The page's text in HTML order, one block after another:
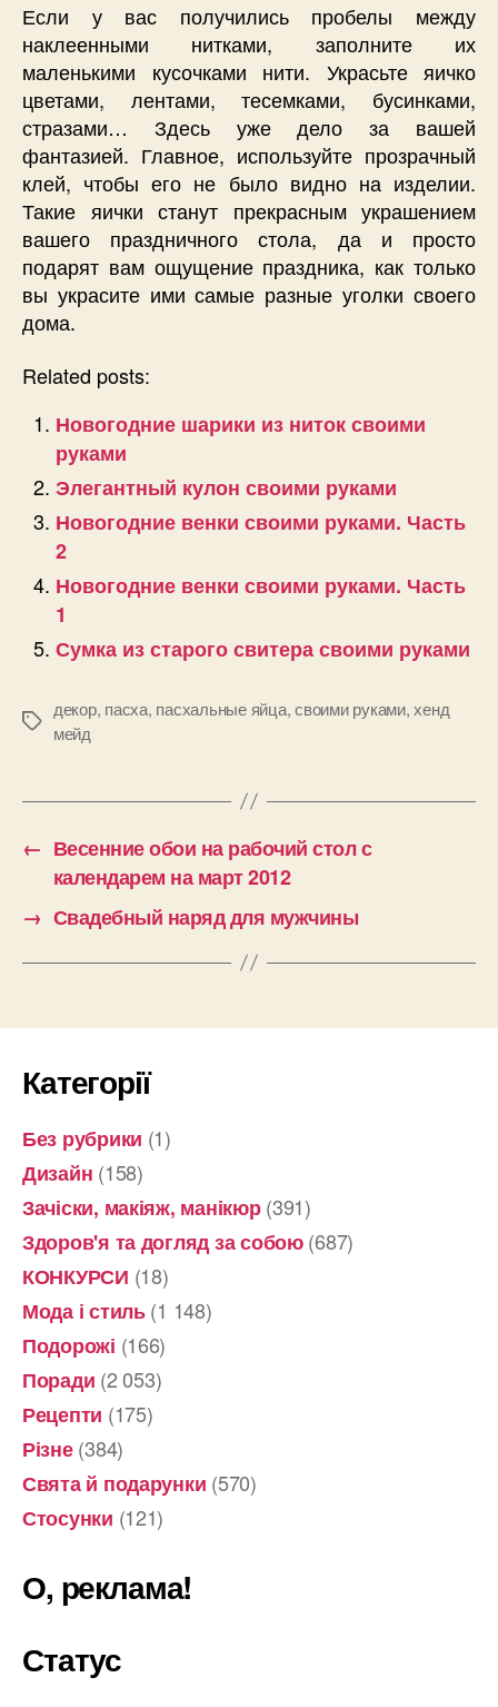
Если у вас получились пробелы между
наклеенными нитками, заполните их
маленькими кусочками нити. Украсьте яичко
цветами, лентами, тесемками, бусинками,
стразами… Здесь уже дело за вашей
фантазией. Главное, используйте прозрачный
клей, чтобы его не было видно на изделии.
Такие яички станут прекрасным украшением
вашего праздничного стола, да и просто
подарят вам ощущение праздника, как только
вы украсите ими самые разные уголки своего
дома.
Related posts:
Новогодние шарики из ниток своими
руками
Элегантный кулон своими руками
Новогодние венки своими руками. Часть
2
Новогодние венки своими руками. Часть
1
Сумка из старого свитера своими руками
Позначки
декор, пасха, пасхальные яйца,своими руками,хенд
мейд
← Весенние обои на рабочий стол с
календарем на март 2012
→ Свадебный наряд для мужчины
Категорії
Без рубрики (1)
Дизайн (158)
Зачіски, макіяж, манікюр(391)
Здоров'я та догляд за собою(687)
КОНКУРСИ (18)
Мода і стиль(1 148)
Подорожі (166)
Поради (2 053)
Рецепти (175)
Різне(384)
Свята й подарунки (570)
Стосунки (121)
О, реклама!
Статус